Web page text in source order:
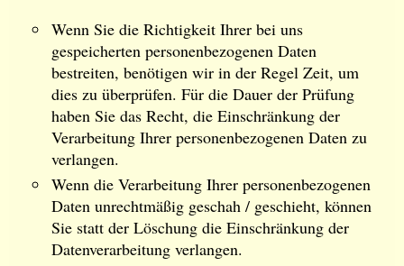
Wenn Sie die Richtigkeit Ihrer bei uns
gespeicherten personenbezogenen Daten
bestreiten, benötigen wir in der Regel Zeit, um
dies zu überprüfen. Für die Dauer der Prüfung
haben Sie das Recht, die Einschränkung der
Verarbeitung Ihrer personenbezogenen Daten zu
verlangen.
Wenn die Verarbeitung Ihrer personenbezogenen
Daten unrechtmäßig geschah / geschieht, können
Sie statt der Löschung die Einschränkung der
Datenverarbeitung verlangen.